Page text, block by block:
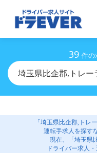
39 件の
埼玉県比企郡,トレ
「埼玉県比企郡,トレ
運転手求人を探す
現在、「埼玉県
ドライバー求人